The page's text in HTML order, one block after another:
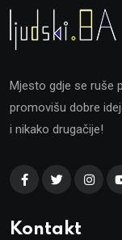
Mjesto gdje se ruše
promovišu dobre
i nikako drugačije!
Kontakt